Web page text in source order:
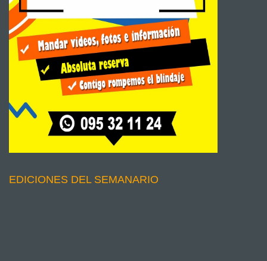
EDICIONES DEL SEMANARIO